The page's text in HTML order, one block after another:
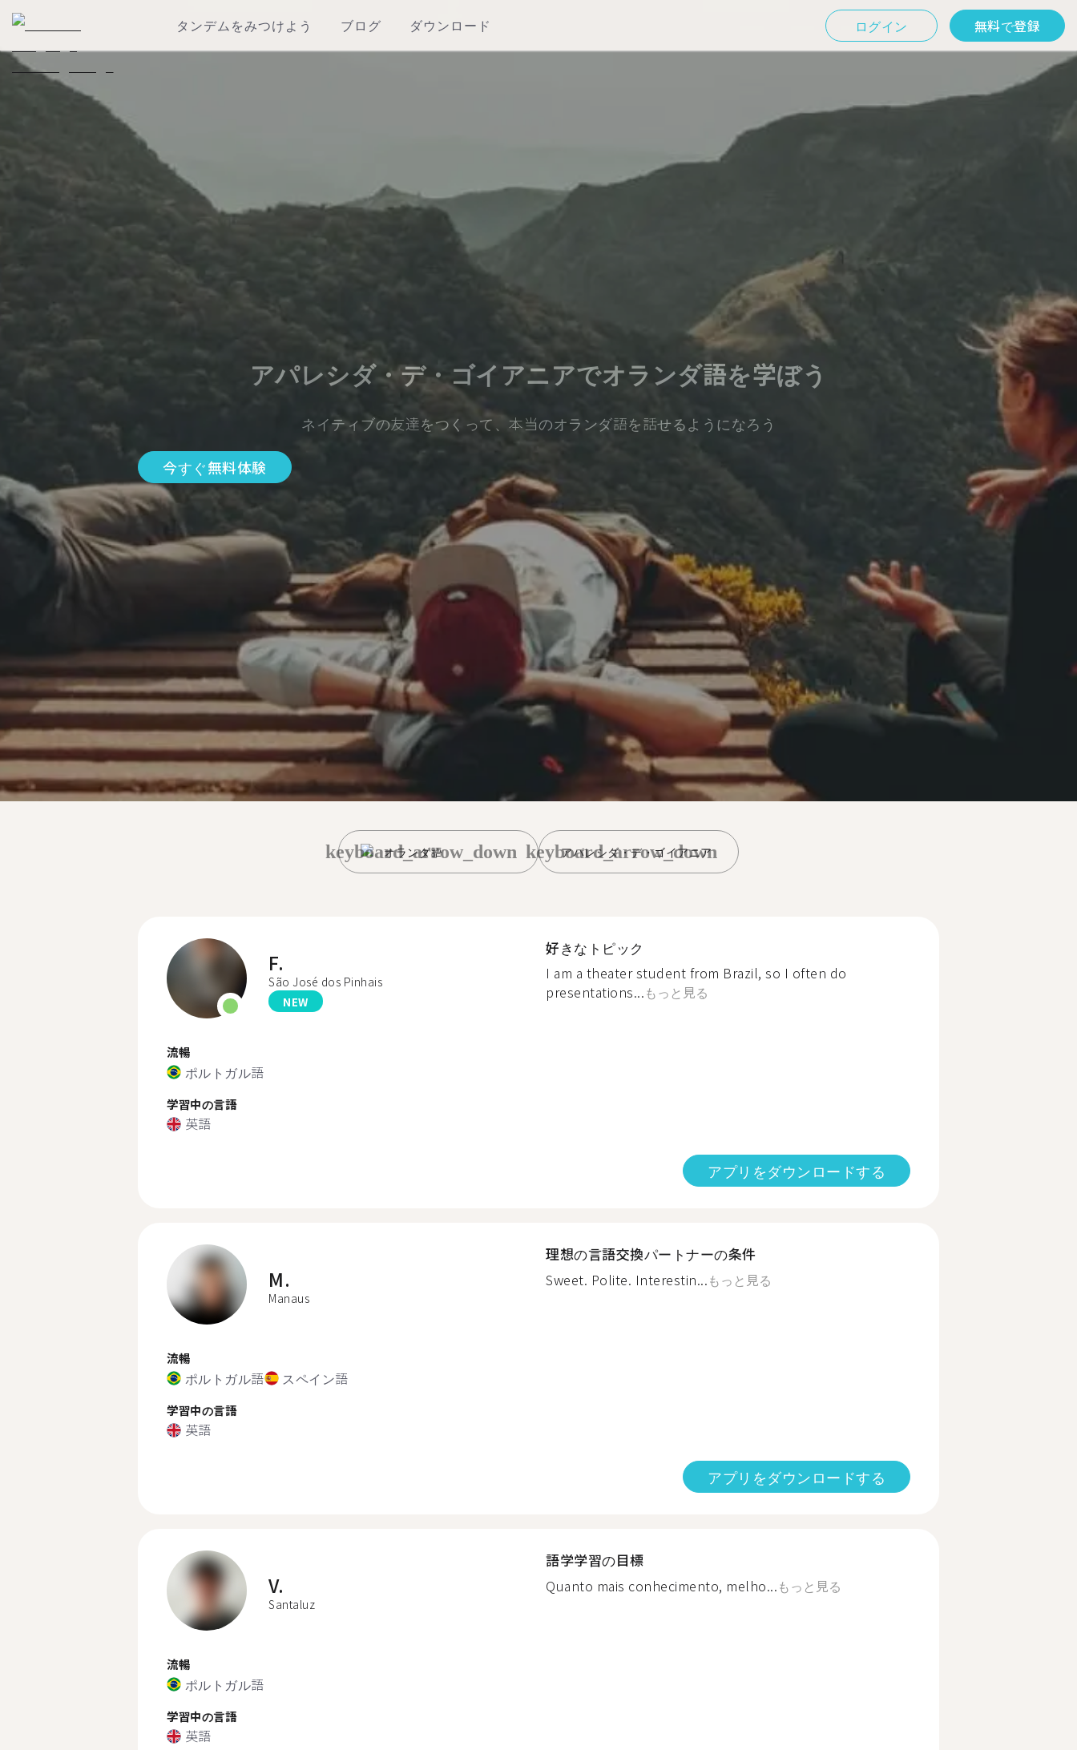
タンデムをみつけよう ブログ ダウンロード ログイン 無料で登録
アパレシダ・デ・ゴイアニアでオランダ語を学ぼう
ネイティブの友達をつくって、本当のオランダ語を話せるようになろう
今すぐ無料体験
オランダ語
keyboard_arrow_down アパレシダ・デ・ゴイアニア
keyboard_arrow_down
F.
São José dos Pinhais
NEW
流暢
ポルトガル語
学習中の言語
英語
好きなトピック
I am a theater student from Brazil, so I often do
presentations...もっと見る
アプリをダウンロードする
M.
Manaus
流暢
ポルトガル語 スペイン語
学習中の言語
英語
理想の言語交換パートナーの条件
Sweet. Polite. Interestin...もっと見る
アプリをダウンロードする
V.
Santaluz
流暢
ポルトガル語
学習中の言語
英語
語学学習の目標
Quanto mais conhecimento, melho...もっと見る